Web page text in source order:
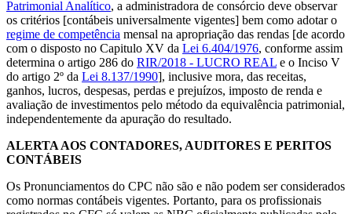
Patrimonial Analítico, a administradora de consórcio deve observar
os critérios [contábeis universalmente vigentes] bem como adotar o
regime de competência mensal na apropriação das rendas [de acordo
com o disposto no Capitulo XV da Lei 6.404/1976, conforme assim
determina o artigo 286 do RIR/2018 - LUCRO REAL e o Inciso V
do artigo 2º da Lei 8.137/1990], inclusive mora, das receitas,
ganhos, lucros, despesas, perdas e prejuízos, imposto de renda e
avaliação de investimentos pelo método da equivalência patrimonial,
independentemente da apuração do resultado.
ALERTA AOS CONTADORES, AUDITORES E PERITOS
CONTÁBEIS
Os Pronunciamentos do CPC não são e não podem ser considerados
como normas contábeis vigentes. Portanto, para os profissionais